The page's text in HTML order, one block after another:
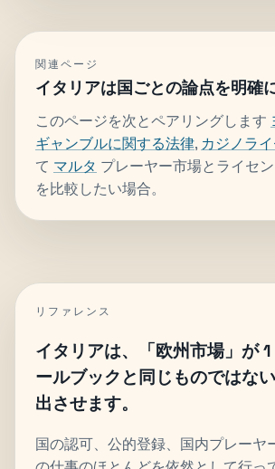
関連ページ
イタリアは国ごとの論点を明確
このページを次とペアリングします
ギャンブルに関する法律, カジノラ
て マルタ プレーヤー市場とライセ
を比較したい場合。
リファレンス
イタリアは、「欧州市場」が
ールブックと同じものではな
出させます。
国の認可、公的登録、国内プレーヤ